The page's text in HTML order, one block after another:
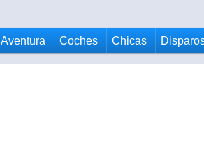
Aventura Coches Chicas